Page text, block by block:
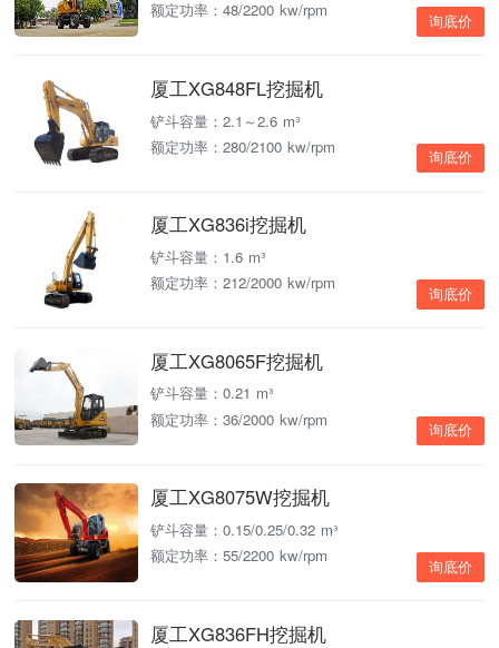
额定功率：48/2200 kw/rpm
询底价
厦工XG848FL挖掘机
铲斗容量：2.1～2.6 m³
额定功率：280/2100 kw/rpm
询底价
厦工XG836i挖掘机
铲斗容量：1.6 m³
额定功率：212/2000 kw/rpm
询底价
厦工XG8065F挖掘机
铲斗容量：0.21 m³
额定功率：36/2000 kw/rpm
询底价
厦工XG8075W挖掘机
铲斗容量：0.15/0.25/0.32 m³
额定功率：55/2200 kw/rpm
询底价
厦工XG836FH挖掘机